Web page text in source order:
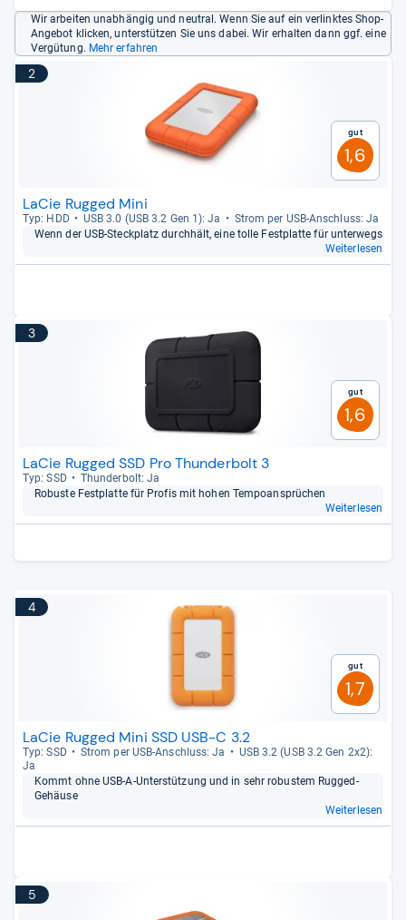
Wir arbeiten unabhängig und neutral. Wenn Sie auf ein verlinktes Shop-
Angebot klicken, unterstützen Sie uns dabei. Wir erhalten dann ggf. eine
Vergütung. Mehr erfahren
2
Gut
1,6
LaCie Rugged Mini
Typ: HDD USB 3.0 (USB 3.2 Gen 1): Ja
Strom per USB-​Anschluss: Ja
Wenn der USB-​Steck­platz durch­hält, eine tolle Fest­platte für unter­wegs
Weiterlesen
3
Gut
1,6
LaCie Rugged SSD Pro Thunderbolt 3
Typ: SSD
Thun­der­bolt: Ja
Robuste Fest­platte für Pro­fis mit hohen Tem­po­an­sprü­chen
Weiterlesen
4
Gut
1,7
LaCie Rugged Mini SSD USB-C 3.2
Typ: SSD Strom per USB-​Anschluss: Ja
USB 3.2 (USB 3.2 Gen 2x2):
Ja
Kommt ohne USB-​A-​Unter­stüt­zung und in sehr robus­tem Rug­ged-​
Gehäuse
Weiterlesen
5